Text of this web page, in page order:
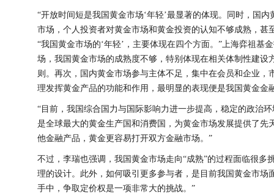
“开放时间短是我国黄金市场‘年轻’最显著的体现。同时，国
市场，个人投资者对黄金市场和黄金投资的认知不够成熟，
“我国黄金市场的‘年轻’，主要体现在四个方面。”上海弈祖
场，我国黄金市场的成熟度不够，特别体现在相关体制性建
则。再次，国内黄金市场参与主体不足，集中在会员和企业
理发挥黄金产品的功能和作用，最明显的表现便是我国黄金
“目前，我国综合国力与国际影响力进一步提高，稳定的政治
是全球最大的黄金生产国和消费国，为黄金市场发展提供了先
他金融产品，黄金更容易打开双方金融市场。”
不过，李瑞也强调，我国黄金市场走向“成熟”的过程面临很
理的设计。此外，如何吸引更多参与者，是目前我国黄金市
手中，争取定价权是一项非常大的挑战。”